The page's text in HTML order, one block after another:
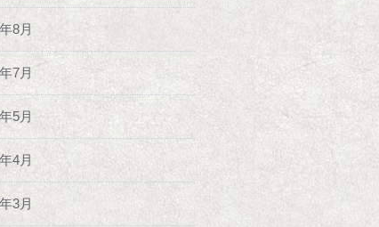
8月
7月
5月
4月
3月